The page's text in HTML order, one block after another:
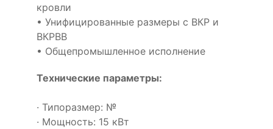
кровли
• Унифицированные размеры с ВКР и
ВКРВВ
• Общепромышленное исполнение
Технические параметры:
· Типоразмер: №
· Мощность: 15 кВт